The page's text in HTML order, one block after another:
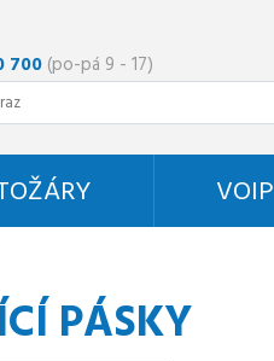
700 (po-pá 9 - 17)
VOIP
PÁSKY